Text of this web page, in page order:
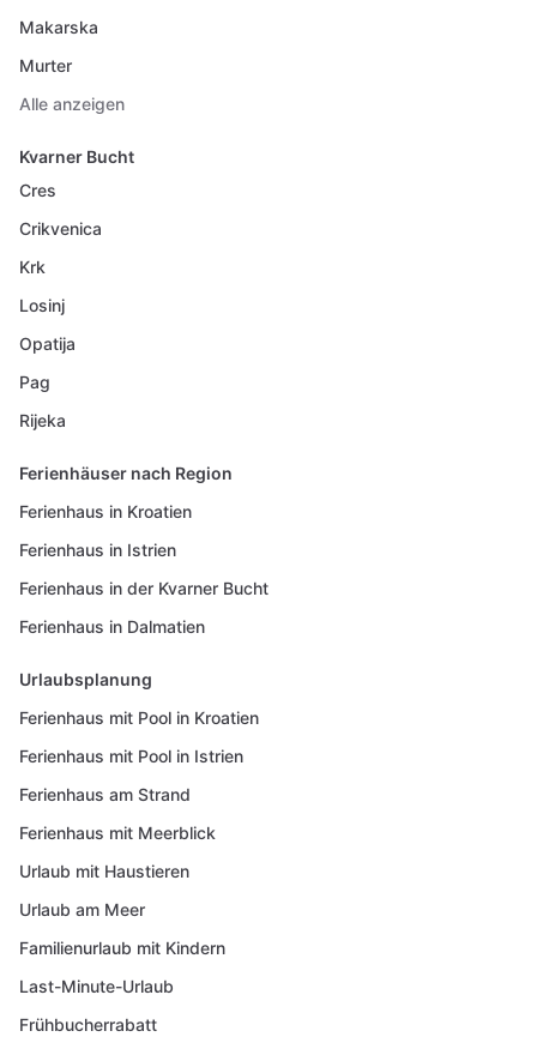
Makarska
Murter
Alle anzeigen
Kvarner Bucht
Cres
Crikvenica
Krk
Losinj
Opatija
Pag
Rijeka
Ferienhäuser nach Region
Ferienhaus in Kroatien
Ferienhaus in Istrien
Ferienhaus in der Kvarner Bucht
Ferienhaus in Dalmatien
Urlaubsplanung
Ferienhaus mit Pool in Kroatien
Ferienhaus mit Pool in Istrien
Ferienhaus am Strand
Ferienhaus mit Meerblick
Urlaub mit Haustieren
Urlaub am Meer
Familienurlaub mit Kindern
Last-Minute-Urlaub
Frühbucherrabatt